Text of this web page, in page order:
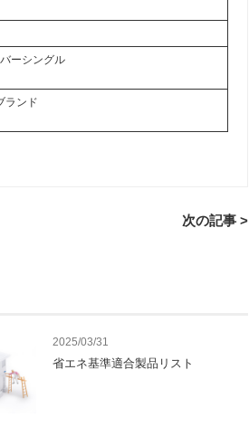
ーシングル
ランド
次の記事 >
2025/03/31
省エネ基準適合製品リスト